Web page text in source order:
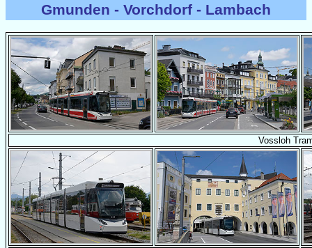
Gmunden - Vorchdorf - Lambach
Vossloh